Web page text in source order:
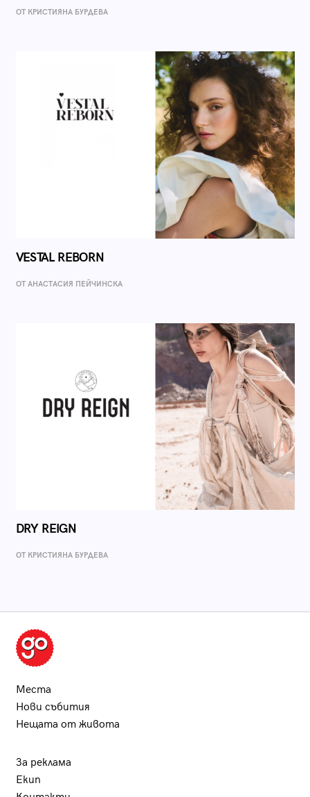
ОТ КРИСТИЯНА БУРДЕВА
VESTAL REBORN
ОТ AНАСТАСИЯ ПЕЙЧИНСКА
DRY REIGN
ОТ КРИСТИЯНА БУРДЕВА
Места
Нови събития
Нещата от живота
За реклама
Екип